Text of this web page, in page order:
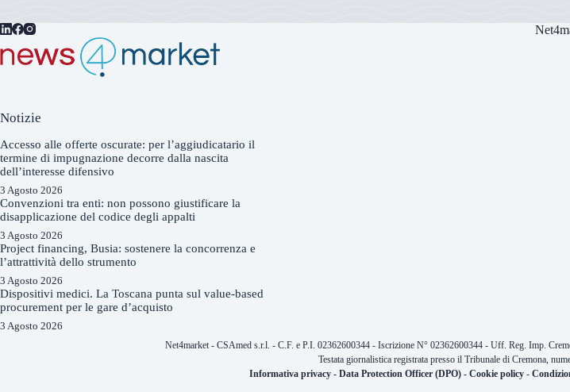
Notizie
Accesso alle offerte oscurate: per l’aggiudicatario il
termine di impugnazione decorre dalla nascita
dell’interesse difensivo
3 Agosto 2026
Convenzioni tra enti: non possono giustificare la
disapplicazione del codice degli appalti
3 Agosto 2026
Project financing, Busia: sostenere la concorrenza e
l’attrattività dello strumento
3 Agosto 2026
Dispositivi medici. La Toscana punta sul value-based
procurement per le gare d’acquisto
3 Agosto 2026
Net4market - CSAmed s.r.l. - C.F. e P.I. 02362600344 - Iscrizione N° 02362600344 - Uff. Reg. Imp.
Testata giornalistica registrata presso il Tribunale di Cremona,
Informativa privacy -Data Protection Officer (DPO) -Cookie policy -